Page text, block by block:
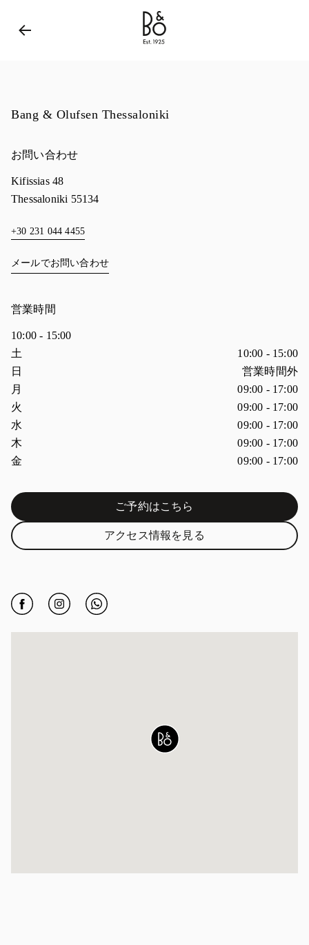
Bang & Olufsen - Exist to Create
Bang & Olufsen Thessaloniki
お問い合わせ
Kifissias 48
Thessaloniki 55134
+30 231 044 4455
メールでお問い合わせ
営業時間
10:00 - 15:00
曜日
土 10:00 - 15:00
日
営業時間外
月
09:00 - 17:00
火
09:00 - 17:00
水
09:00 - 17:00
木
09:00 - 17:00
金
09:00 - 17:00
ご予約はこちらLink Opens in New Tab
アクセス情報を見るLink Opens in New Tab
Click to open Facebook
Link Opens in New Tab
Click to open Instagram
Link Opens in New Tab
Click to open Whatsapp
Link Opens in New Tab